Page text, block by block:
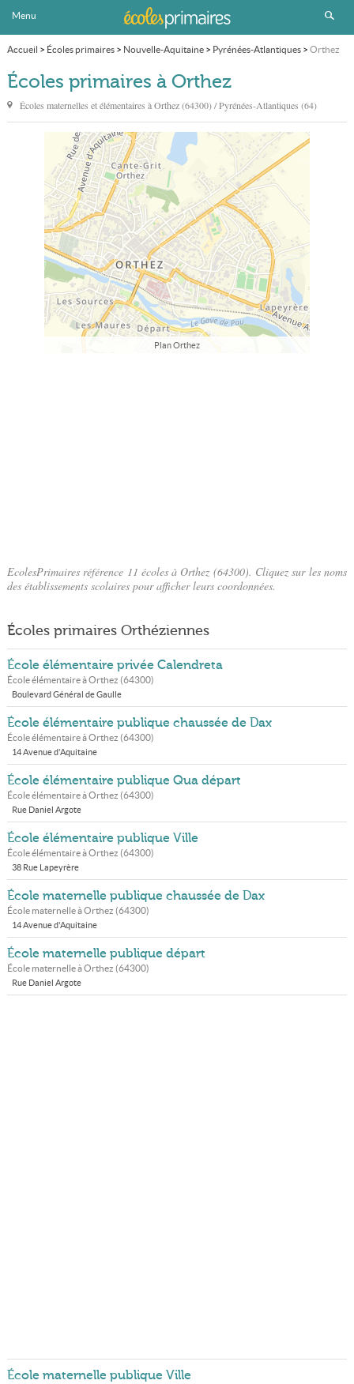
Menu
Accueil > Écoles primaires> Nouvelle-Aquitaine> Pyrénées-Atlantiques> Orthez
Écoles primaires à Orthez
Écoles maternelles et élémentaires àOrthez(64300) / Pyrénées-Atlantiques (64)
Plan Orthez
EcolesPrimaires référence 11 écoles à Orthez (64300). Cliquez sur les noms
des établissements scolaires pour afficher leurs coordonnées.
Écoles primaires Orthéziennes
École élémentaire privée Calendreta
École élémentaire àOrthez (64300)
Boulevard Général de Gaulle
École élémentaire publique chaussée de Dax
École élémentaire àOrthez (64300)
14 Avenue d'Aquitaine
École élémentaire publique Qua départ
École élémentaire àOrthez (64300)
Rue Daniel Argote
École élémentaire publique Ville
École élémentaire àOrthez (64300)
38 Rue Lapeyrère
École maternelle publique chaussée de Dax
École maternelle àOrthez (64300)
14 Avenue d'Aquitaine
École maternelle publique départ
École maternelle àOrthez (64300)
Rue Daniel Argote
École maternelle publique Ville